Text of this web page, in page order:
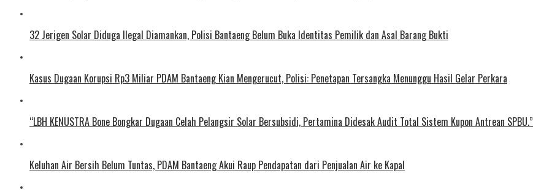
32 Jerigen Solar Diduga Ilegal Diamankan, Polisi Bantaeng Belum Buka Identitas Pemilik dan Asal Barang Bukti
Kasus Dugaan Korupsi Rp3 Miliar PDAM Bantaeng Kian Mengerucut, Polisi: Penetapan Tersangka Menunggu Hasil Gelar Perkara
“LBH KENUSTRA Bone Bongkar Dugaan Celah Pelangsir Solar Bersubsidi, Pertamina Didesak Audit Total Sistem Kupon Antrean SPBU.”
Keluhan Air Bersih Belum Tuntas, PDAM Bantaeng Akui Raup Pendapatan dari Penjualan Air ke Kapal